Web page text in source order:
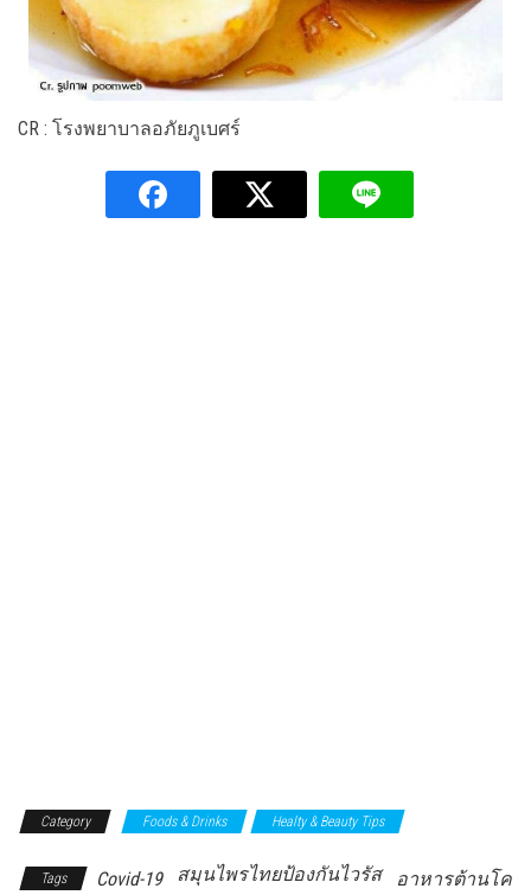
CR : โรงพยาบาลอภัยภูเบศร์
Category Foods & Drinks Healty & Beauty Tips
Tags Covid-19 สมุนไพรไทยป้องกันไวรัส
อาหารต้านโค